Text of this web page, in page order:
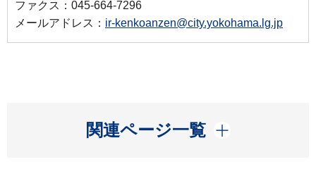
ファクス：045-664-7296
メールアドレス： ir-kenkoanzen@city.yokohama.lg.jp
関連ページ一覧
開く